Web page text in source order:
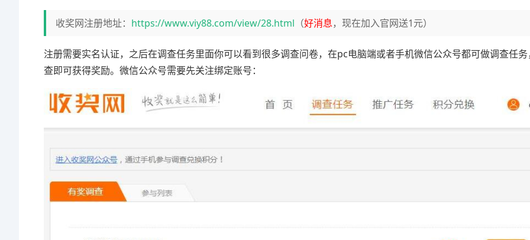
收奖网注册地址： https://www.viy88.com/view/28.html （好消息，现在加入官网送1元）
注册需要实名认证，之后在调查任务里面你可以看到很多调查问卷，在pc电脑端或者手机微信公众号都可做调查任
查即可获得奖励。微信公众号需要先关注绑定账号：